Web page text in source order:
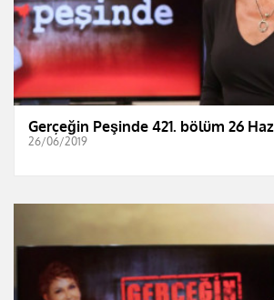
Gerçeğin Peşinde 421. bölüm 26
26/06/2019